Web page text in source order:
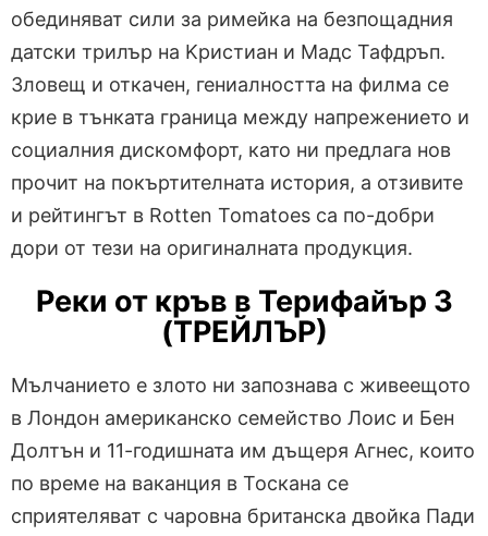
обединяват сили за римейка на безпощадния
датски трилър на Kристиан и Мадс Тафдръп.
Зловещ и откачен, гениалността на филма се
крие в тънката граница между напрежението и
социалния дискомфорт, като ни предлага нов
прочит на покъртителната история, а отзивите
и рейтингът в Rotten Tomatoes са по-добри
дори от тези на оригиналната продукция.
Реки от кръв в Терифайър 3
(ТРЕЙЛЪР)
Мълчанието е злото ни запознава с живеещото
в Лондон американско семейство Лоис и Бен
Долтън и 11-годишната им дъщеря Агнес, които
по време на ваканция в Тоскана се
сприятеляват с чаровна британска двойка Пади